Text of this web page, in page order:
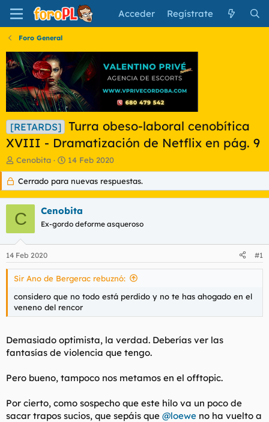
Acceder Regístrate
Foro General
[RETARDS]
Turra obeso-laboral cenobítica
XVIII - Dramatización de Netflix en pág. 9
I
n
c
i
a
d
o
r
d
e
l
e
m
Cenobita
F
e
c
h
d
e
n
c
i
14 Feb 2020
Cerrado para nuevas respuestas.
C Cenobita
Ex-gordo deforme asqueroso
14 Feb 2020 #1
Sir Ano de Bergerac rebuznó:
considero que no todo está perdido y no te has ahogado en el
veneno del rencor
Demasiado optimista, la verdad. Deberías ver las
fantasías de violencia que tengo.
Pero bueno, tampoco nos metamos en el offtopic.
Por cierto, como sospecho que este hilo va un poco de
sacar trapos sucios, que sepáis que @loewe no ha vuelto a